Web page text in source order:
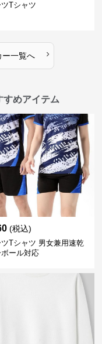
Tシャツ
ー一覧へ ›
すめアイテム
(税込)
Tシャツ 男女兼用速乾
ール対応